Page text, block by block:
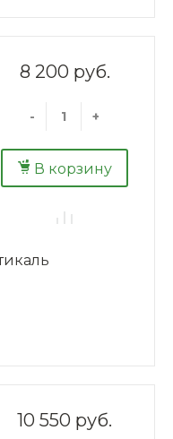
8 200 руб.
- +
В корзину
10 550 руб.